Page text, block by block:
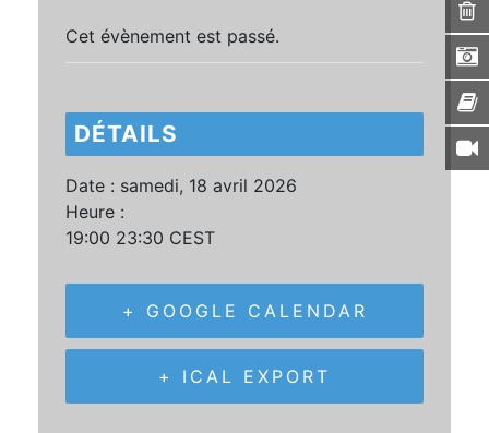
Cet évènement est passé.
DÉTAILS
Date : samedi, 18 avril 2026
Heure :
19:00 23:30 CEST
+ GOOGLE CALENDAR
+ ICAL EXPORT